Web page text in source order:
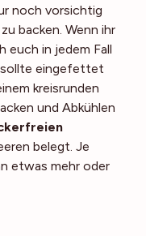
noch vorsichtig
backen. Wenn ihr
euch in jedem Fall
sollte eingefettet
kreisrunden
und Abkühlen
belegt. Je
etwas mehr oder